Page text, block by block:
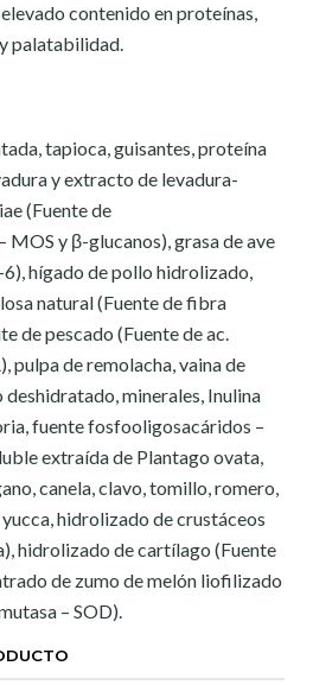
contenido en proteínas,
palatabilidad.
tapioca, guisantes, proteína
y extracto de levadura-
(Fuente de
MOS y β-glucanos), grasa de ave
hígado de pollo hidrolizado,
natural (Fuente de fibra
de pescado (Fuente de ac.
pulpa de remolacha, vaina de
minerales, Inulina
fuente fosfooligosacáridos –
extraída de Plantago ovata,
canela, clavo, tomillo, romero,
hidrolizado de crustáceos
hidrolizado de cartílago (Fuente
de zumo de melón liofilizado
– SOD).